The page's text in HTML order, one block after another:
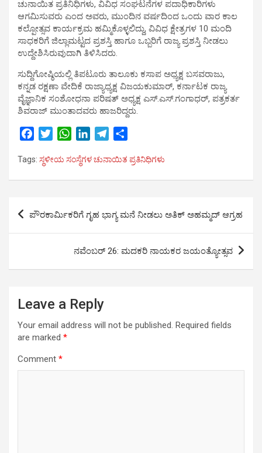
ಚುನಾಯಿತ ಪ್ರತಿನಿಧಿಗಳು, ವಿವಿಧ ಸಂಘಟನೆಗಳ ಪದಾಧಿಕಾರಿಗಳು
ಆಗಮಿಸುವರು ಎಂದ ಅವರು, ಮುಂದಿನ ವರ್ಷದಿಂದ ಒಂದು ವಾರ ಕಾಲ
ಕಲ್ಪೋತ್ಸವ ಕಾರ್ಯಕ್ರಮ ಹಮ್ಮಿಕೊಳ್ಳಲಿದ್ದು, ವಿವಿಧ ಕ್ಷೇತ್ರಗಳ 10 ಮಂದಿ
ಸಾಧಕರಿಗೆ ಜಿಲ್ಲಾಮಟ್ಟದ ಪ್ರಶಸ್ತಿ ಹಾಗೂ ಒಬ್ಬರಿಗೆ ರಾಜ್ಯ ಪ್ರಶಸ್ತಿ ನೀಡಲು
ಉದ್ದೇಶಿಸಿರುವುದಾಗಿ ತಿಳಿಸಿದರು.
ಸುದ್ದಿಗೋಷ್ಠಿಯಲ್ಲಿ ತಿಪಟೂರು ತಾಲೂಕು ಕಸಾಪ ಅಧ್ಯಕ್ಷ ಬಸವರಾಜು,
ಕನ್ನಡ ರಕ್ಷಣಾ ವೇದಿಕೆ ರಾಜ್ಯಾಧ್ಯಕ್ಷ ವಿಜಯಕುಮಾರ್, ಕರ್ನಾಟಕ ರಾಜ್ಯ
ವೈಜ್ಞಾನಿಕ ಸಂಶೋಧನಾ ಪರಿಷತ್ ಅಧ್ಯಕ್ಷ ಎಸ್.ಎಸ್.ಗಂಗಾಧರ್, ಪತ್ರಕರ್ತ
ಶಿವರಾಜ್ ಮುಂತಾದವರು ಹಾಜರಿದ್ದರು.
c
o
k
i
r
W
a
p
p
n
I
n
l
a
m
a
Tags: ಸ್ಥಳೀಯ ಸಂಸ್ಥೆಗಳ ಚುನಾಯಿತ ಪ್ರತಿನಿಧಿಗಳು
Post
ಪೌರಕಾರ್ಮಿಕರಿಗೆ ಗೃಹ ಭಾಗ್ಯ ಮನೆ ನೀಡಲು ಅತಿಕ್ ಅಹಮ್ಮದ್ ಆಗ್ರಹ
ನವೆಂಬರ್ 26: ಮದಕರಿ ನಾಯಕರ ಜಯಂತ್ಯೋತ್ಸವ
Leave a Reply
Your email address will not be published. Required fields
are marked *
Comment *